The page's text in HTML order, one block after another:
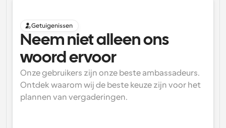
Getuigenissen
Neem niet alleen ons
woord ervoor
Onze gebruikers zijn onze beste ambassadeurs.
Ontdek waarom wij de beste keuze zijn voor het
plannen van vergaderingen.